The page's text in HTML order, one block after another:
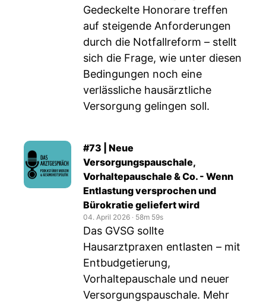
Gedeckelte Honorare treffen
auf steigende Anforderungen
durch die Notfallreform – stellt
sich die Frage, wie unter diesen
Bedingungen noch eine
verlässliche hausärztliche
Versorgung gelingen soll.
#73 | Neue
Versorgungspauschale,
Vorhaltepauschale & Co. - Wenn
Entlastung versprochen und
Bürokratie geliefert wird
04. April 2026 ‧ 58m 59s
Das GVSG sollte
Hausarztpraxen entlasten – mit
Entbudgetierung,
Vorhaltepauschale und neuer
Versorgungspauschale. Mehr